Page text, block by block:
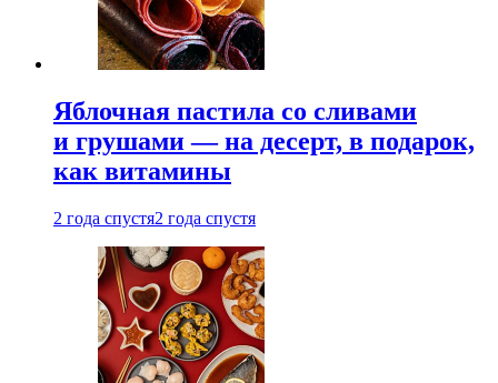
Яблочная пастила со сливами
и грушами — на десерт, в подарок,
как витамины
2 года спустя2 года спустя